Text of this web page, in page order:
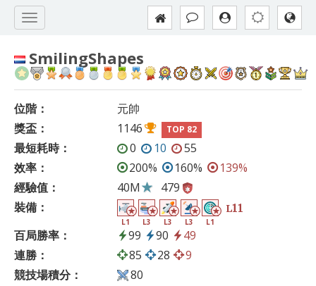
SmilingShapes
位階：
元帥
獎盃：
1146 TOP 82
最短耗時： 0 10
55
效率：
200% 160%
139%
經驗值：
40M
479
裝備：
L1 L3 L3 L3 L1
L11
百局勝率： 99 90
49
連勝：
85 28
9
競技場積分：
80